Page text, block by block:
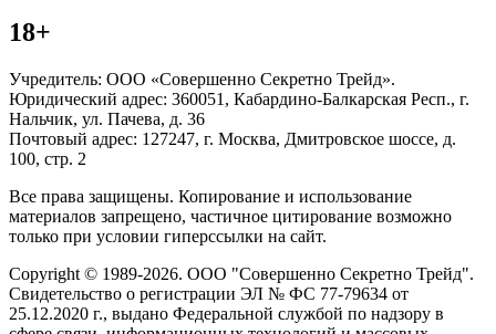
18+
Учредитель: ООО «Совершенно Секретно Трейд».
Юридический адрес: 360051, Кабардино-Балкарская Респ., г.
Нальчик, ул. Пачева, д. 36
Почтовый адрес: 127247, г. Москва, Дмитровское шоссе, д.
100, стр. 2
Все права защищены. Копирование и использование
материалов запрещено, частичное цитирование возможно
только при условии гиперссылки на сайт.
Copyright © 1989-2026. ООО "Совершенно Секретно Трейд".
Свидетельство о регистрации ЭЛ № ФС 77-79634 от
25.12.2020 г., выдано Федеральной службой по надзору в